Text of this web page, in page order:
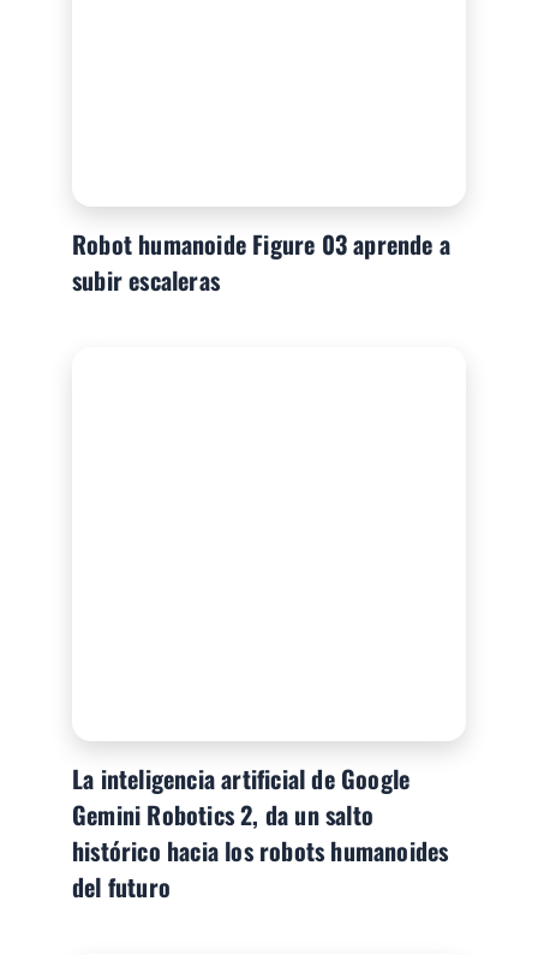
Robot humanoide Figure 03 aprende a
subir escaleras
La inteligencia artificial de Google
Gemini Robotics 2, da un salto
histórico hacia los robots humanoides
del futuro